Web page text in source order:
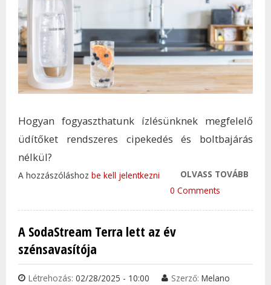
Hogyan fogyaszthatunk ízlésünknek megfelelő
üdítőket rendszeres cipekedés és boltbajárás
nélkül?
OLVASS TOVÁBB
A hozzászóláshoz be kell jelentkezni
0 Comments
A SodaStream Terra lett az év
szénsavasítója
Létrehozás: 02/28/2025 - 10:00 Szerző: Melano